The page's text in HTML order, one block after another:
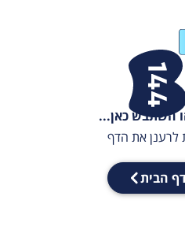
השתבש כאן...
לרענן את הדף
הבית